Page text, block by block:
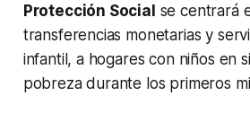
Protección Social se centrará
transferencias monetarias y
infantil, a hogares con niños en
pobreza durante los primeros